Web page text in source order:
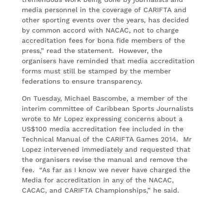
media personnel in the coverage of CARIFTA and
other sporting events over the years, has decided
by common accord with NACAC, not to charge
accreditation fees for bona fide members of the
press,” read the statement. However, the
organisers have reminded that media accreditation
forms must still be stamped by the member
federations to ensure transparency.
On Tuesday, Michael Bascombe, a member of the
interim committee of Caribbean Sports Journalists
wrote to Mr Lopez expressing concerns about a
US$100 media accreditation fee included in the
Technical Manual of the CARIFTA Games 2014. Mr
Lopez intervened immediately and requested that
the organisers revise the manual and remove the
fee. “As far as I know we never have charged the
Media for accreditation in any of the NACAC,
CACAC, and CARIFTA Championships,” he said.